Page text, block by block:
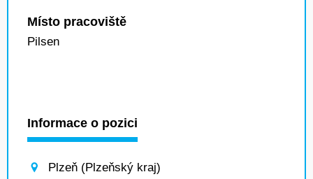
Místo pracoviště
Pilsen
Informace o pozici
Plzeň (Plzeňský kraj)